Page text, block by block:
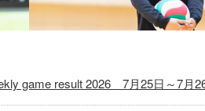
game result 2026 7月25日～7月